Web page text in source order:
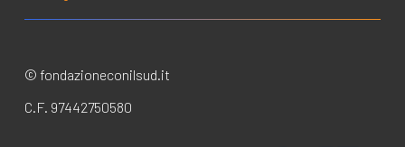
© fondazioneconilsud.it
C.F. 97442750580